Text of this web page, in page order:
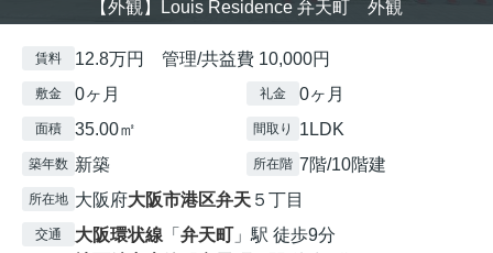
【外観】Louis Residence 弁天町 外観
賃料 12.8万円 管理/共益費 10,000円
敷金 0ヶ月 礼金 0ヶ月
面積 35.00㎡ 間取り 1LDK
築年数 新築 所在階 7階/10階建
所在地 大阪府大阪市港区弁天 ５丁目
交通 大阪環状線 「 弁天町 」駅 徒歩9分